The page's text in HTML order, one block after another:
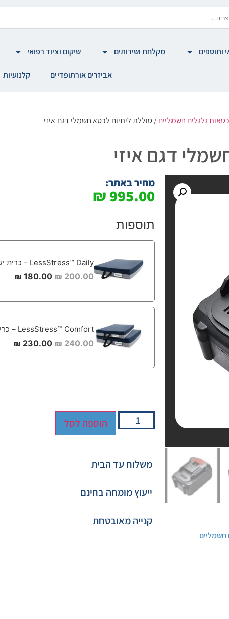
ותוספים מקלחת ושירותים שיקום וציוד רפואי
אביזרים אורתופדיים קלנועיות
גלגלים חשמליים/ סוללת ליתיום לכסא חשמלי דגם איזי
דגם איזי
חשמליים
מחיר באתר:
995.00
₪
תוספות
LessStress™ Daily – כרית ישיבה למניעת פצעי לחץ 40*45
200.00
₪
180.00
₪
LessStress™ Comfort – כרית ישיבה רחבה למניעת פצעי לחץ 45*50
240.00
₪
230.00
₪
הוספה לסל
משלוח עד הבית
ייעוץ מומחה בחינם
קנייה מאובטחת